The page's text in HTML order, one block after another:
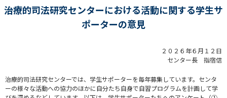
治療的司法研究センターにおける活動に関する学生サ
ポーターの意見
２０２６年６月１２日
センター長 指宿信
治療的司法研究センターでは、学生サポーターを毎年募集しています。センタ
ーの様々な活動への協力のほかに自分たち自身で自習プログラムを計画して学